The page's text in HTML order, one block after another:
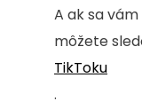
A ak sa
môžete
TikToku
.